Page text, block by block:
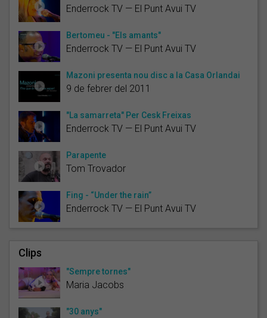
Enderrock TV — El Punt Avui TV
Bertomeu - "Els amants"
Enderrock TV — El Punt Avui TV
Mazoni presenta nou disc a la Casa Orlandai
9 de febrer del 2011
"La samarreta" Per Cesk Freixas
Enderrock TV — El Punt Avui TV
Parapente
Tom Trovador
Fing - “Under the rain”
Enderrock TV — El Punt Avui TV
Clips
"Sempre tornes"
Maria Jacobs
"30 anys"